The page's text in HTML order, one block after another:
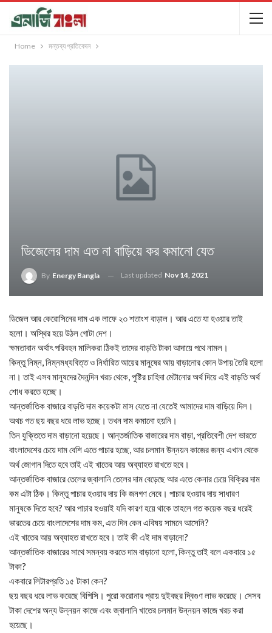
Home মন্তব্য প্রতিবেদন
ডিজেলের দাম এত না বাড়িয়ে কর কমানো যেত
By Energy Bangla Last updated Nov 14, 2021
ডিজেল আর কেরোসিনের দাম এক লাফে ২৩ শতাংশ বাড়াল। আর এতে যা হওয়ার তাই
হলো। অস্থির হয়ে উঠল গোটা দেশ।
ক্ষমতাবান অর্থাৎ পরিবহন মালিকরা ঠিকই তাদের বাড়তি টাকা আদায়ে পথে নামল।
কিন্তু নিম্ন, নিম্নমধ্যবিত্ত ও নির্ধারিত আয়ের মানুষের আয় বাড়ানোর কোন উপায় তৈরি হলো
না। তাই এসব মানুষদের দৈনন্দিন খরচ থেকে, পুষ্টির চাহিদা মেটানোর অর্থ দিয়ে এই বাড়তি অর্থ
শোধ করতে হচ্ছে।
আন্তর্জাতিক বাজারে বাড়তি দাম কয়েকটা মাস যেতে না যেতেই আমাদের দাম বাড়িয়ে দিল।
অথচ গত ছয় বছর ধরে লাভ হচ্ছে। তখন দাম কমানো হয়নি।
তিন যুক্তিতে দাম বাড়ানো হয়েছে। আন্তর্জাতিক বাজারের দাম বাড়া, প্রতিবেশী দেশ ভারতে
বাংলাদেশের চেয়ে দাম বেশি এতে পাচার হচ্ছে, আর চলমান উন্নয়ন কাজের জন্য এখান থেকে
অর্থ জোগান দিতে হবে তাই এই খাতের আয় অব্যাহত রাখতে হবে।
আন্তর্জাতিক বাজারে তেলের জ্বালানি তেলের দাম বেড়েছে আর এতে কেনার চেয়ে বিক্রির দাম
কম এটা ঠিক। কিন্তু পাচার হওয়ার দায় কি জনগণ নেবে। পাচার হওয়ার দায় সাধারণ
মানুষকে দিতে হবে? আর পাচার হওয়াই যদি কারণ হয়ে থাকে তাহলে গত কয়েক বছর ধরেই
ভারতের চেয়ে বাংলাদেশের দাম কম, এত দিন কেন এবিষয় সামনে আসেনি?
এই খাতের আয় অব্যাহত রাখতে হবে। তাই কী এই দাম বাড়ানো?
আন্তর্জাতিক বাজারের সাথে সমন্বয় করতে দাম বাড়ানো হলো, কিন্তু তাই বলে একবারে ১৫
টাকা?
একবারে লিটারপ্রতি ১৫ টাকা কেন?
ছয় বছর ধরে লাভ করেছে বিপিসি। পুরো করোনার প্রায় দুইবছর দ্বিগুণ লাভ করেছে। সেসব
টাকা দেশের অন্য উন্নয়ন কাজে এবং জ্বালানি খাতের চলমান উন্নয়ন কাজে খরচ করা
হয়েছে।